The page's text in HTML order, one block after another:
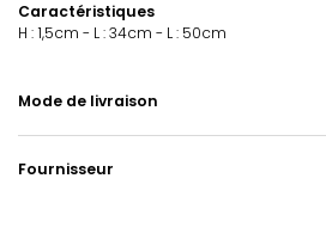
Caractéristiques
H : 1,5cm - L : 34cm - L : 50cm
Mode de livraison
Fournisseur